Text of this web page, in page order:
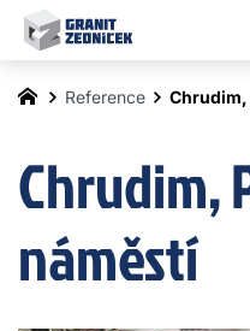
Reference
Chrudim,
náměstí